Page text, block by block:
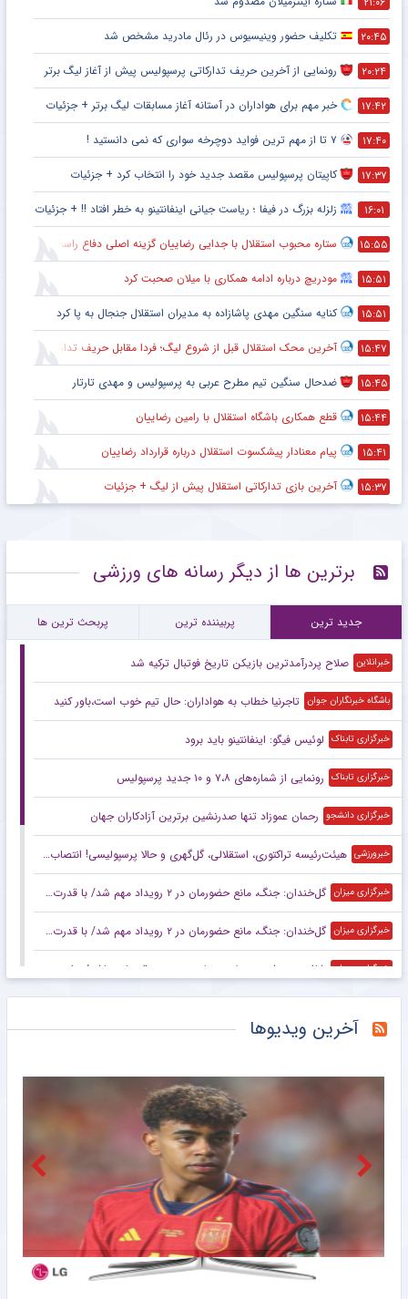
۲۰:۴۵ تکلیف حضور وینیسیوس در رئال مادرید مشخص شد
۲۰:۲۴ رونمایی از آخرین حریف تدارکاتی پرسپولیس پیش از آغاز لیگ برتر
۱۷:۴۲ خبر مهم برای هواداران در آستانه آغاز مسابقات لیگ برتر + جزئیات
۱۷:۴۰ ۷ تا از مهم ترین فواید دوچرخه سواری که نمی دانستید !
۱۷:۳۷ کاپیتان پرسپولیس مقصد جدید خود را انتخاب کرد + جزئیات
۱۶:۰۱ زلزله بزرگ در فیفا ؛ ریاست جیانی اینفانتینو به خطر افتاد !! + جزئیات
۱۵:۵۵ ستاره محبوب استقلال با جدایی رضاییان گزینه اصلی دفاع راست این تیم
۱۵:۵۱ مودریچ درباره ادامه همکاری با میلان صحبت کرد
۱۵:۵۱ کنایه سنگین مهدی پاشازاده به مدیران استقلال جنجال به پا کرد
۱۵:۴۷ آخرین محک استقلال قبل از شروع لیگ؛ فردا مقابل حریف تدارکاتی
۱۵:۴۵ ضدحال سنگین تیم مطرح عربی به پرسپولیس و مهدی تارتار
۱۵:۴۴ قطع همکاری باشگاه استقلال با رامین رضاییان
۱۵:۴۱ پیام معنادار پیشکسوت استقلال درباره قرارداد رضاییان
۱۵:۳۷ آخرین بازی تدارکاتی استقلال پیش از لیگ + جزئیات
برترین ها از دیگر رسانه های ورزشی
جدید ترین پربیننده ترین پربحث ترین ها
خبرانلاین صلاح پردرآمدترین بازیکن تاریخ فوتبال ترکیه شد
باشگاه خبرنگاران جوان تاجرنیا خطاب به هواداران: حال تیم خوب است،باور کنید
خبرگزاری تابناک لوئیس فیگو: اینفانتینو باید برود
خبرگزاری تابناک رونمایی از شماره‌های ۷،۸ و ۱۰ جدید پرسپولیس
خبرگزاری دانشجو رحمان عموزاد تنها صدرنشین برترین آزادکاران جهان
خبرورزشی هیئت‌رئیسه تراکتوری، استقلالی، گل‌گهری و حالا پرسپولیسی! انتصاب‌های عجیب در باشگاه‌های خاص؛ فدراسیون حتما جوابگو باشد
خبرگزاری میزان گل‌خندان: جنگ، مانع حضورمان در ۲ رویداد مهم شد/ با قدرت برای بازی‌های آسیایی و سهمیه المپیک می‌جنگیم
خبرگزاری میزان گل‌خندان: جنگ، مانع حضورمان در ۲ رویداد مهم شد/ با قدرت برای بازی‌های آسیایی و سهمیه المپیک می‌جنگیم
خبرگزاری میزان شافعی: هدف پرسپولیس نباید چیزی جز قهرمانی باشد/ برای جام ملت‌ها باید از برخی چهره‌ها عبور کنیم
عکس | قیمت اسباب بازی‌های داخل تصویر کریستیانو رونالدو چند؟
در نازی‌آباد مشخص شد اکبر عبدی چقدر محبوب است/ روزنامه خبرورزشی پنج‌شنبه را ببینید
باشگاه خبرنگاران جوان ناکامی مجدد استقلال در باز کردن پنجره نقل و انتقالاتی
رحمتی: هدف ما ایستادن روی سکوی قهرمانی آسیاست/ برای اهتزاز پرچم ایران روی تخته می‌رویم
آخرین ویدیوها